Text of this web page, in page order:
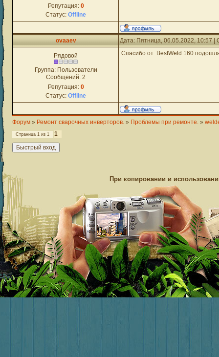
Репутация: 0
Статус: Offline
ovaaev Дата: Пятница, 06.05.2022, 10:57
Рядовой
Группа: Пользователи
Сообщений: 2
Репутация: 0
Статус: Offline
Спасибо от BestWeld 160
Форум » Ремонт сварочных инверторов. » Проблемы при ремонте. »
Страница 1 из 1 1
При копировании и